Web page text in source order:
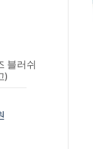
블러쉬
)